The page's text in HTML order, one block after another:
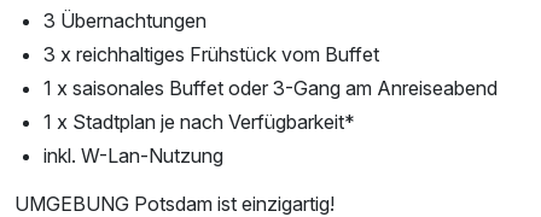
3 Übernachtungen
3 x reichhaltiges Frühstück vom Buffet
1 x saisonales Buffet oder 3-Gang am Anreiseabend
1 x Stadtplan je nach Verfügbarkeit*
inkl. W-Lan-Nutzung
UMGEBUNG Potsdam ist einzigartig!